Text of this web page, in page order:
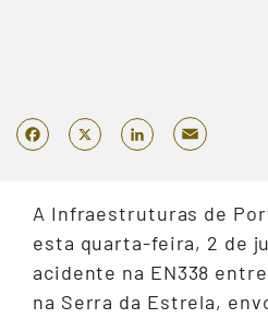
Facebook
X
A Infraestruturas de
esta quarta-feira, 2 de
acidente na EN338
na Serra da Estrela,